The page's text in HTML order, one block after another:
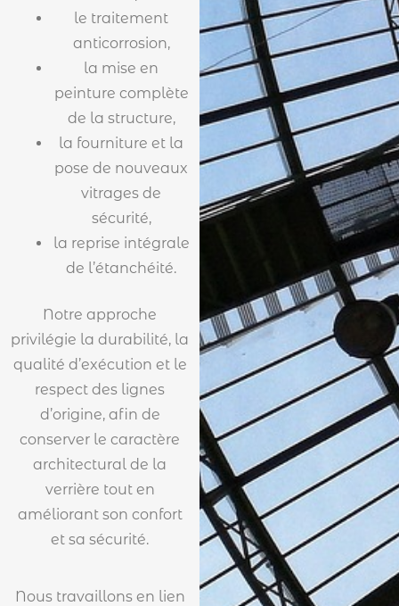
le traitement
anticorrosion,
la mise en
peinture complète
de la structure,
la fourniture et la
pose de nouveaux
vitrages de
sécurité,
la reprise intégrale
de l’étanchéité.
Notre approche
privilégie la durabilité, la
qualité d’exécution et le
respect des lignes
d’origine, afin de
conserver le caractère
architectural de la
verrière tout en
améliorant son confort
et sa sécurité.
Nous travaillons en lien